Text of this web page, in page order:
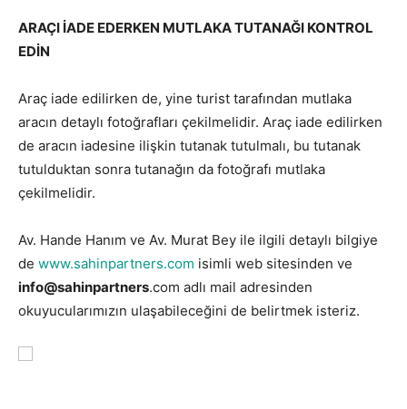
ARAÇI İADE EDERKEN MUTLAKA TUTANAĞI KONTROL
EDİN
Araç iade edilirken de, yine turist tarafından mutlaka
aracın detaylı fotoğrafları çekilmelidir. Araç iade edilirken
de aracın iadesine ilişkin tutanak tutulmalı, bu tutanak
tutulduktan sonra tutanağın da fotoğrafı mutlaka
çekilmelidir.
Av. Hande Hanım ve Av. Murat Bey ile ilgili detaylı bilgiye
de www.sahinpartners.com isimli web sitesinden ve
info@sahinpartners.com adlı mail adresinden
okuyucularımızın ulaşabileceğini de belirtmek isteriz.